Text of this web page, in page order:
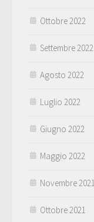
Ottobre 2022
Settembre 2022
Agosto 2022
Luglio 2022
Giugno 2022
Maggio 2022
Novembre 2021
Ottobre 2021